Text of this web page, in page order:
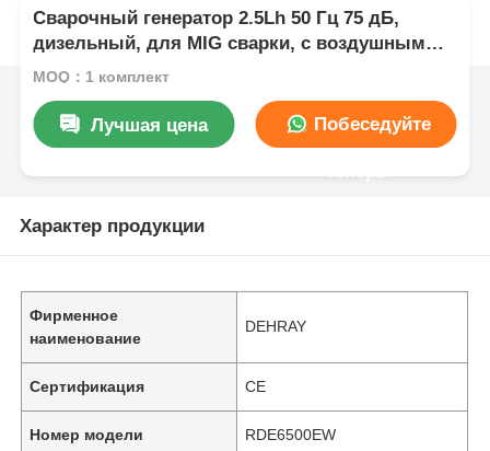
Сварочный генератор 2.5Lh 50 Гц 75 дБ,
дизельный, для MIG сварки, с воздушным
охлаждением
MOQ：1 комплект
Лучшая цена Побеседуйте
Характер продукции
Фирменное
наименование
DEHRAY
Сертификация CE
Номер модели RDE6500EW